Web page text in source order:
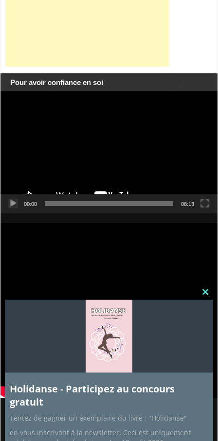
Pour avoir confiance en soi
00:00 08:13
Partenaires
Holidanse - Participez au concours
gratuit
Tentez de gagner un exemplaire du livre : "Holidanse"
en vous inscrivant à la newsletter. Ceci est uniquement